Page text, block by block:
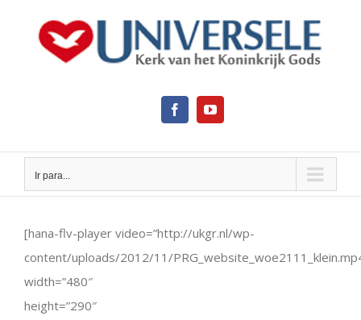
FacebookYouTube
Ir para...
Larger
Image
[hana-flv-player video=”http://ukgr.nl/wp-
content/uploads/2012/11/
width=”480″
height=”290″